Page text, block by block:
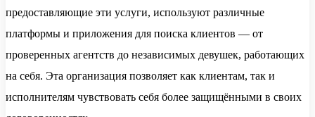
предоставляющие эти услуги, используют различные
платформы и приложения для поиска клиентов — от
проверенных агентств до независимых девушек, работающих
на себя. Эта организация позволяет как клиентам, так и
исполнителям чувствовать себя более защищёнными в своих